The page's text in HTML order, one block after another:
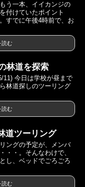
う一本、イイカンジの
付けていたポイント
すでに午後4時前で、お
読む
林道を探索
11) 今日は学校が昼まで
林道探しのツーリング
読む
道ツーリング
ングの予定が、メンバ
・・。そんなわけで、
し、ベッドでごろごろ
読む